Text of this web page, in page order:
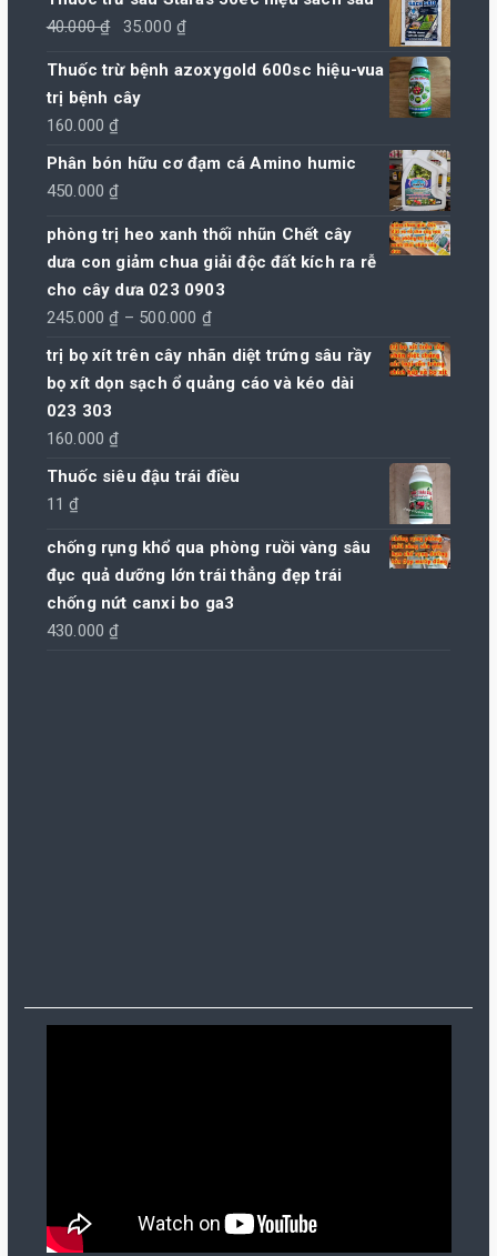
40.000₫
Giá
là:
40.000 ₫.
35.000 ₫
tại
Thuốc trừ bệnh azoxygold 600sc hiệu-vua
trị bệnh cây
160.000₫
Phân bón hữu cơ đạm cá Amino humic
450.000₫
phòng trị heo xanh thối nhũn Chết cây
dưa con giảm chua giải độc đất kích ra rễ
cho cây dưa 023 0903
245.000₫ – 500.000 ₫Khoảng
giá:
từ
trị bọ xít trên cây nhãn diệt trứng sâu rầy
bọ xít dọn sạch ổ quảng cáo và kéo dài
023 303
160.000₫
Thuốc siêu đậu trái điều
11₫
chống rụng khổ qua phòng ruồi vàng sâu
đục quả dưỡng lớn trái thẳng đẹp trái
chống nứt canxi bo ga3
430.000₫